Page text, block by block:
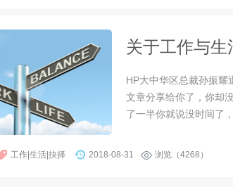
关于工作与生
HP大中华区总裁孙振耀
文章分享给你了，你却
了一半你就说没时间了
工作|生活|抉择 2018-08-31 浏览（4268）